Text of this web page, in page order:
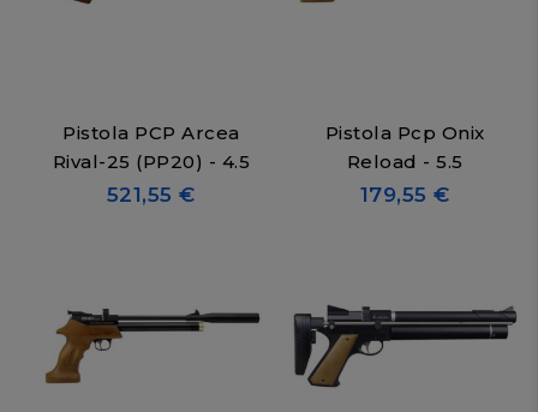
Pistola PCP Arcea
Rival-25 (PP20) - 4.5
521,55 €
Pistola Pcp Onix
Reload - 5.5
179,55 €